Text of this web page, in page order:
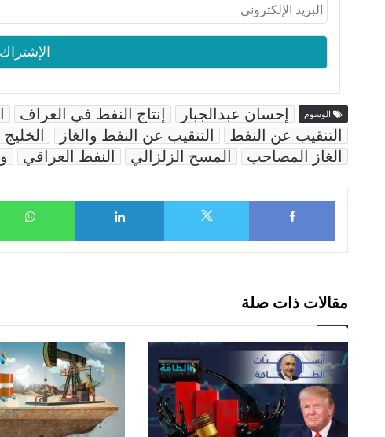
الوسوم إحسان عبدالجبار إنتاج النفط في العراف
التنقيب عن النفط
التنقيب عن النفط والغاز
الغاز المصاحب
المسح الزلزالي النفط العراقي
Facebook
LinkedIn
مقالات ذات صلة